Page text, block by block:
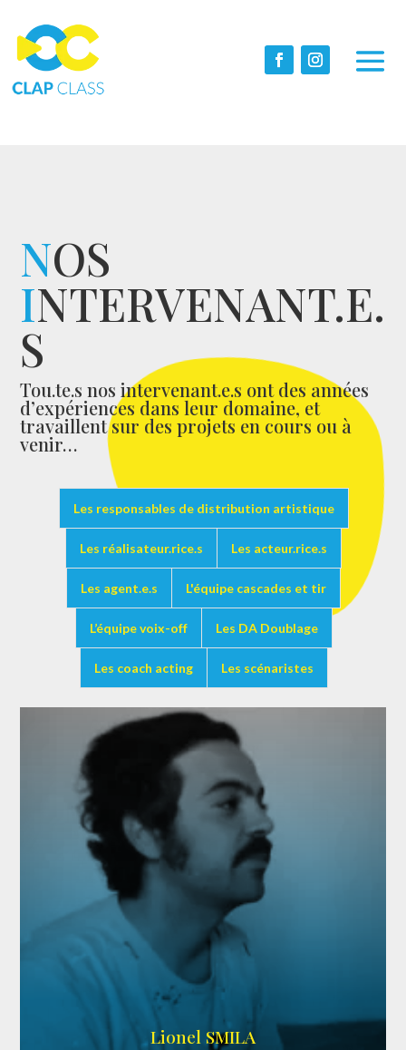
NOS
INTERVENANT.E.
S
Tou.te.s nos intervenant.e.s ont des années
d’expériences dans leur domaine, et
travaillent sur des projets en cours ou à
venir…
Les responsables de distribution artistique
Les réalisateur.rice.s Les acteur.rice.s
Les agent.e.s L'équipe cascades et tir
L’équipe voix-off Les DA Doublage
Les coach acting Les scénaristes
Lionel SMILA